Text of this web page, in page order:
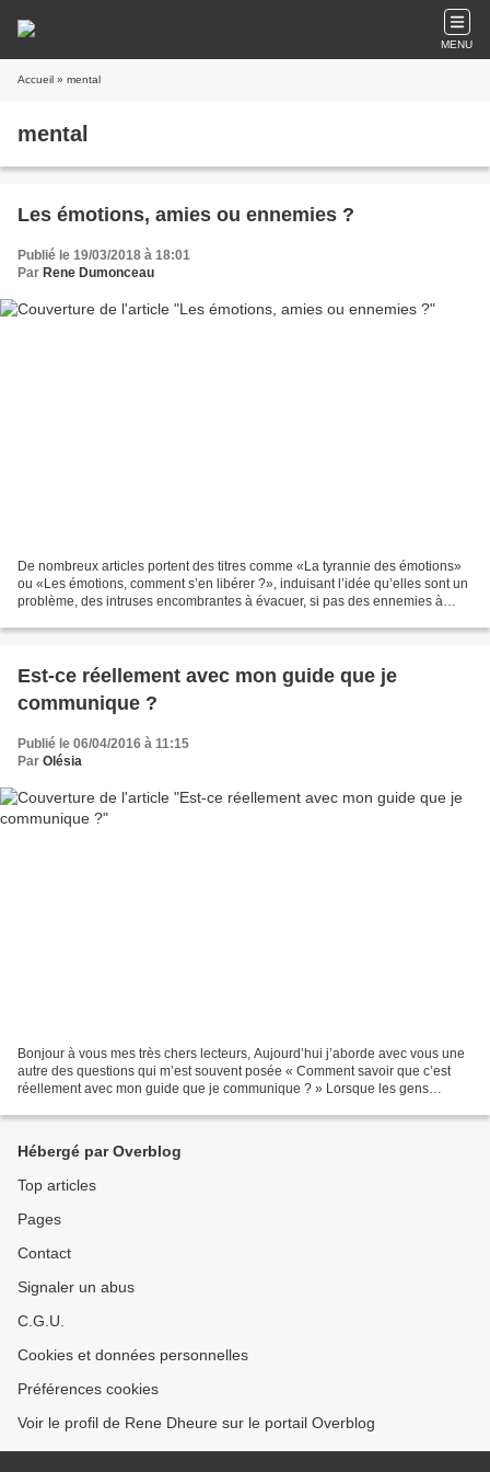
MENU
Accueil » mental
mental
Les émotions, amies ou ennemies ?
Publié le 19/03/2018 à 18:01
Par Rene Dumonceau
De nombreux articles portent des titres comme «La tyrannie des émotions»
ou «Les émotions, comment s’en libérer ?», induisant l’idée qu’elles sont un
problème, des intruses encombrantes à évacuer, si pas des ennemies à
Est-ce réellement avec mon guide que je
communique ?
Publié le 06/04/2016 à 11:15
Par Olésia
Bonjour à vous mes très chers lecteurs, Aujourd’hui j’aborde avec vous une
autre des questions qui m’est souvent posée « Comment savoir que c’est
réellement avec mon guide que je communique ? » Lorsque les gens
Hébergé par Overblog
Top articles
Pages
Contact
Signaler un abus
C.G.U.
Cookies et données personnelles
Préférences cookies
Voir le profil de Rene Dheure sur le portail Overblog